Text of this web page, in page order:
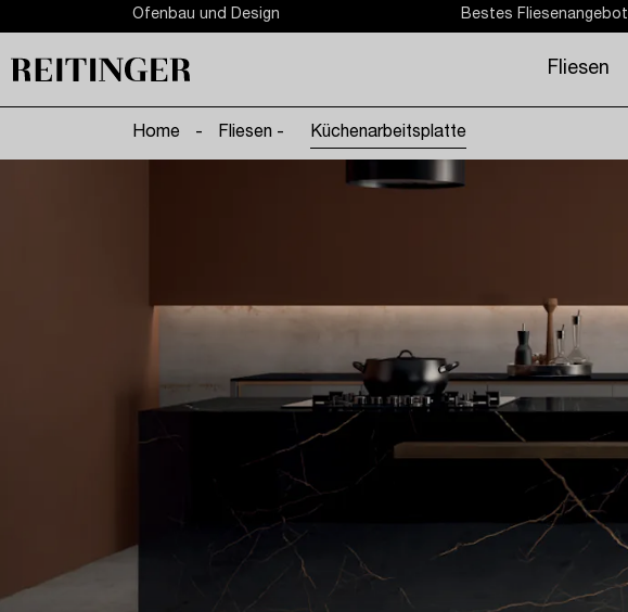
Ofenbau und Design Bestes Fliesenangebot
Fliesen
Home - Fliesen - Küchenarbeitsplatte